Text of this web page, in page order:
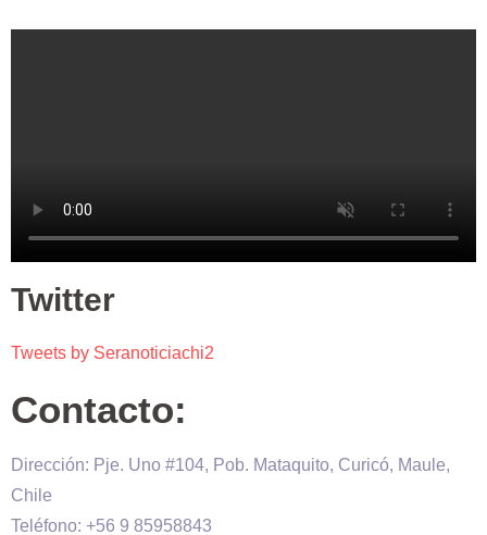
Twitter
Tweets by Seranoticiachi2
Contacto:
Dirección: Pje. Uno #104, Pob. Mataquito, Curicó, Maule,
Chile
Teléfono: +56 9 85958843